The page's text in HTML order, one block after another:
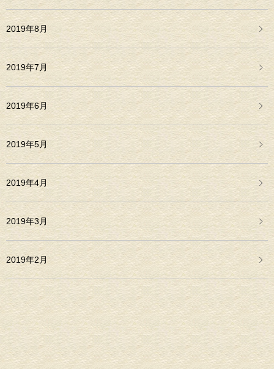
2019年8月
2019年7月
2019年6月
2019年5月
2019年4月
2019年3月
2019年2月